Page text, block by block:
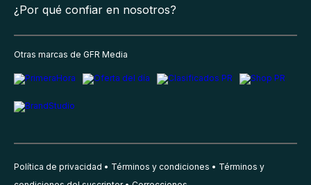
¿Por qué confiar en nosotros?
Otras marcas de GFR Media
Política de privacidad Términos y condiciones
Términos y